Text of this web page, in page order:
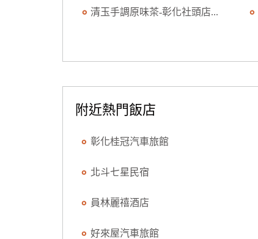
清玉手調原味茶-彰化社頭店...
附近熱門飯店
彰化桂冠汽車旅館
北斗七星民宿
員林麗禧酒店
好來屋汽車旅館